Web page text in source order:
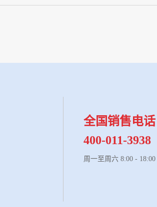
全国销售电话
400-011-3938
周一至周六 8:00 - 18:00